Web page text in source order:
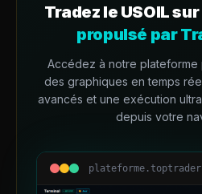
Tradez le USOILsur
propulsé par
Accédez à notre
des graphiques en temps
avancés et une exécution
depuis votre